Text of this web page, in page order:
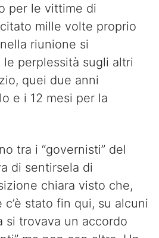
per le vittime di
mille volte proprio
riunione si
perplessità sugli altri
quei due anni
e i 12 mesi per la
tra i “governisti” del
di sentirsela di
chiara visto che,
stato fin qui, su alcuni
si trovava un accordo